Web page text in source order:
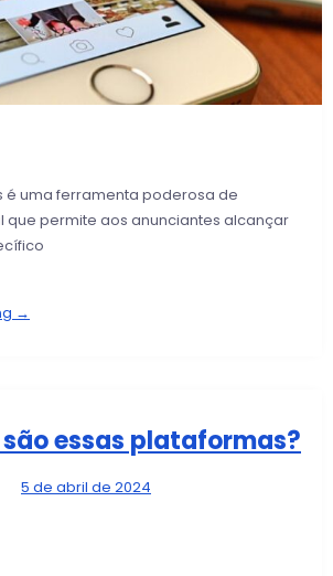
é uma ferramenta poderosa de
que permite aos anunciantes alcançar
→
são essas plataformas?
5 de abril de 2024